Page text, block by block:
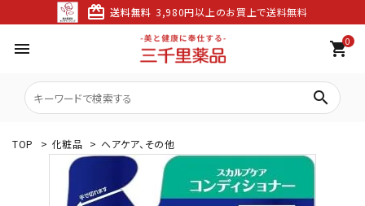
card_giftcard 送料無料 3,980円以上のお買上で送料無料
menu 0
shopping_cart
search
TOP > 化粧品 > ヘアケア、その他